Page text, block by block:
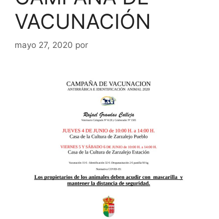
VACUNACIÓN
mayo 27, 2020 por